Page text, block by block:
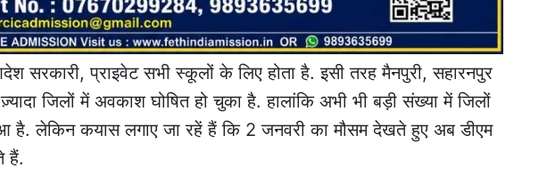
आदेश सरकारी, प्राइवेट सभी स्कूलों के लिए होता है. इसी तरह मैनपुरी, सहारनपुर
जिलों में अवकाश घोषित हो चुका है. हालांकि अभी भी बड़ी संख्या में जिलों
है. लेकिन कयास लगाए जा रहें हैं कि 2 जनवरी का मौसम देखते हुए अब डीएम
हैं.